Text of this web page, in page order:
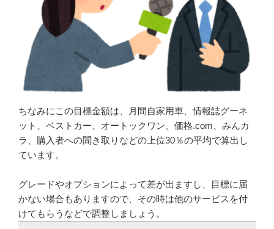
ちなみにこの目標金額は、月間自家用車、情報誌グーネ
ット、ベストカー、オートックワン、価格.com、みんカ
ラ、購入者への聞き取りなどの上位30％の平均で算出し
ています。
グレードやオプションによって差が出ますし、目標に届
かない場合もありますので、その時は他のサービスを付
けてもらうなどで調整しましょう。